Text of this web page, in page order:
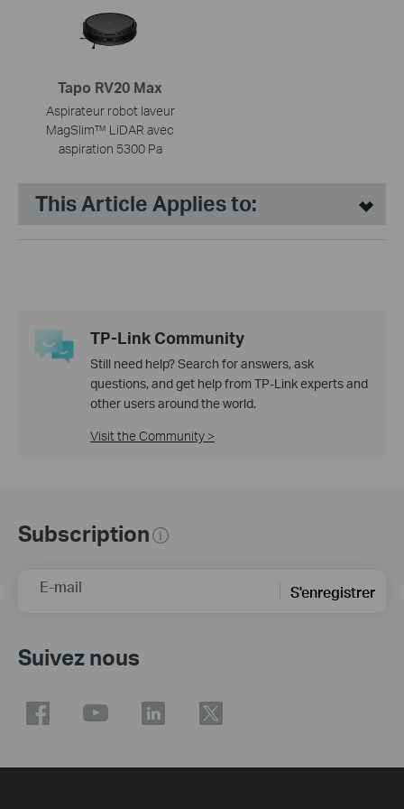
Tapo RV20 Max
Aspirateur robot laveur
MagSlim™ LiDAR avec
aspiration 5300 Pa
This Article Applies to:
TP-Link Community
Still need help? Search for answers, ask
questions, and get help from TP-Link experts and
other users around the world.
Visit the Community >
Subscription
E-mail S'enregistrer
Suivez nous